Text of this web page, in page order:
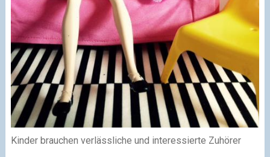
Kinder brauchen verlässliche und interessierte Zuhörer